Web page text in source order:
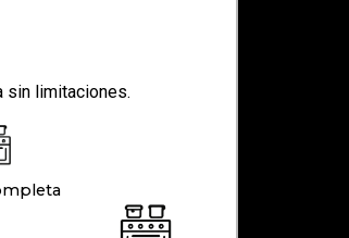
sin limitaciones.